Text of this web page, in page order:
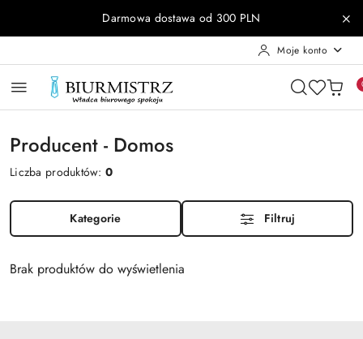
Przejdź do treści głównej
Przejdź do wyszukiwarki
Przejdź do moje konto
Przejdź do menu głównego
Przejdź do stopkiDarmowa dostawa od 300 PLN
Moje konto
Producent - Domos
Liczba produktów:0
Kategorie Filtruj
Brak produktów do wyświetlenia